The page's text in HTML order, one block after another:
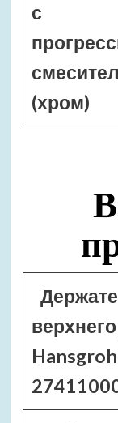
с
(хром)